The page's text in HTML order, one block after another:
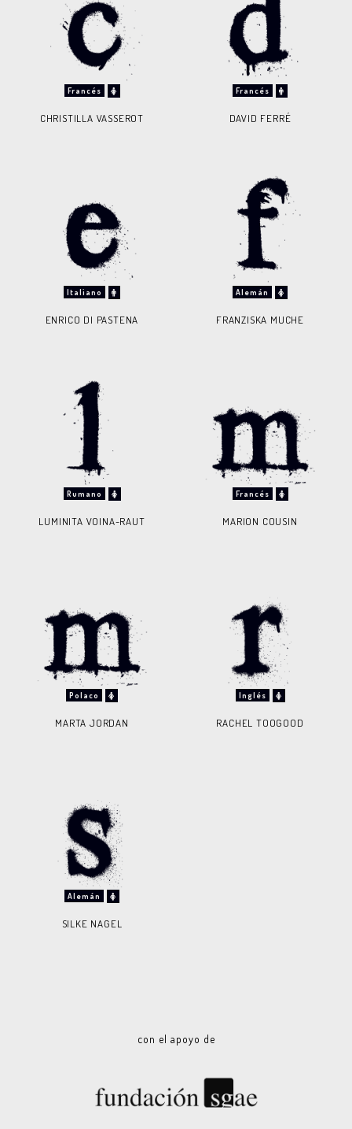
Francés
CHRISTILLA VASSEROT
Francés
DAVID FERRÉ
Italiano
ENRICO DI PASTENA
Alemán
FRANZISKA MUCHE
Rumano
LUMINITA VOINA-RAUT
Francés
MARION COUSIN
Polaco
MARTA JORDAN
Inglés
RACHEL TOOGOOD
Alemán
SILKE NAGEL
con el apoyo de